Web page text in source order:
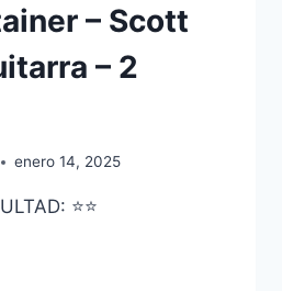
– Scott
– 2
enero 14, 2025
⭐⭐